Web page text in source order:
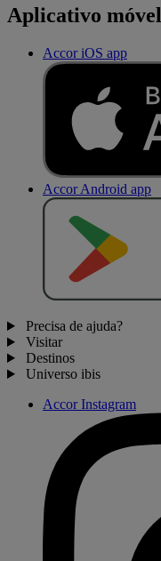
Aplicativo móvel
Accor iOS app
Accor Android app
Precisa de ajuda?
Visitar
Destinos
Universo ibis
Accor Instagram